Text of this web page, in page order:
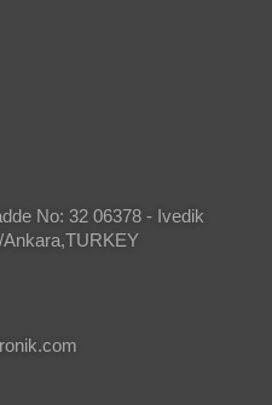
No: 32 06378 - Ivedik